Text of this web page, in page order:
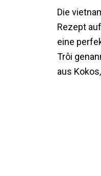
Die
Rezept auf
eine
Trôi
aus